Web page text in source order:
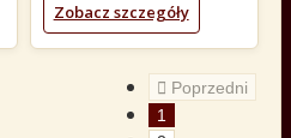
Zobacz szczegóły
 Poprzedni
1